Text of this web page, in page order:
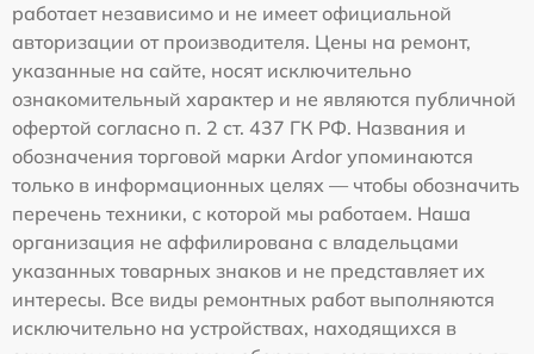
работает независимо и не имеет официальной
авторизации от производителя. Цены на ремонт,
указанные на сайте, носят исключительно
ознакомительный характер и не являются публичной
офертой согласно п. 2 ст. 437 ГК РФ. Названия и
обозначения торговой марки Ardor упоминаются
только в информационных целях — чтобы обозначить
перечень техники, с которой мы работаем. Наша
организация не аффилирована с владельцами
указанных товарных знаков и не представляет их
интересы. Все виды ремонтных работ выполняются
исключительно на устройствах, находящихся в